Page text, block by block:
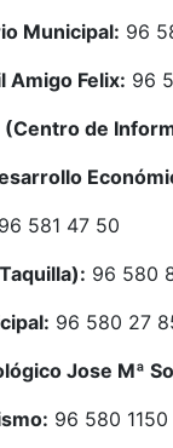
Municipal: 96
Amigo Felix: 96
(Centro de
96 581 47 50
96 580
96 580 27
Jose Mª
96 580